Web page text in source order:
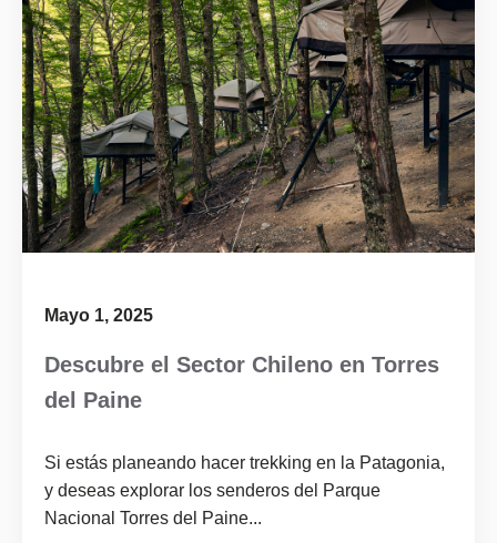
Mayo 1, 2025
Descubre el Sector Chileno en Torres
del Paine
Si estás planeando hacer trekking en la Patagonia,
y deseas explorar los senderos del Parque
Nacional Torres del Paine...